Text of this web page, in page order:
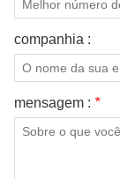
companhia :
mensagem : *